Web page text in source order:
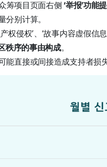
筹项目页面右侧 ‘举报’功能
分别计算。
权侵权’、‘故事内容虚假信
秩序的事由构成。
能直接或间接造成支持者损